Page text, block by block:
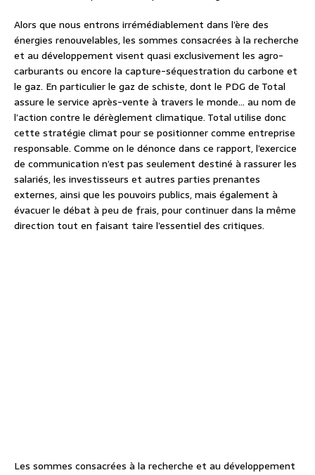
Alors que nous entrons irrémédiablement dans l’ère des
énergies renouvelables, les sommes consacrées à la recherche
et au développement visent quasi exclusivement les agro-
carburants ou encore la capture-séquestration du carbone et
le gaz. En particulier le gaz de schiste, dont le PDG de Total
assure le service après-vente à travers le monde… au nom de
l’action contre le dérèglement climatique. Total utilise donc
cette stratégie climat pour se positionner comme entreprise
responsable. Comme on le dénonce dans ce rapport, l’exercice
de communication n’est pas seulement destiné à rassurer les
salariés, les investisseurs et autres parties prenantes
externes, ainsi que les pouvoirs publics, mais également à
évacuer le débat à peu de frais, pour continuer dans la même
direction tout en faisant taire l’essentiel des critiques.
Les sommes consacrées à la recherche et au développement